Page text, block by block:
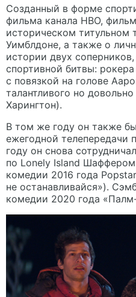
Созданный в форме
фильма канала HBO,
историческом титульном
Уимблдоне, а также о
истории двух
спортивной битвы:
с повязкой на голове
талантливого но
Харингтон).
В том же году он также
ежегодной телепередачи
году он снова
по Lonely Island Шаффером
комедии 2016 года
не останавливайся»).
комедии 2020 года